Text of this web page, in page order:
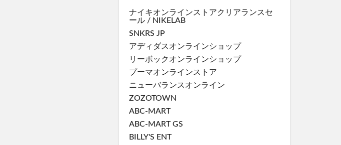
ナイキオンラインストアクリアランスセ
ール / NIKELAB
SNKRS JP
アディダスオンラインショップ
リーボックオンラインショップ
プーマオンラインストア
ニューバランスオンライン
ZOZOTOWN
ABC-MART
ABC-MART GS
BILLY'S ENT